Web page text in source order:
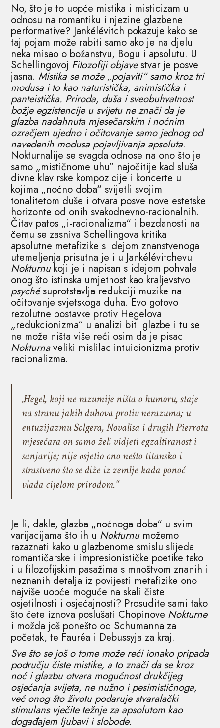
No, što je to uopće mistika i misticizam u
odnosu na romantiku i njezine glazbene
performative? Jankélévitch pokazuje kako se
taj pojam može rabiti samo ako je na djelu
neka misao o božanstvu, Bogu i apsolutu. U
Schellingovoj Filozofiji objavestvar je posve
jasna. Mistika se može „pojaviti“ samo kroz tri
modusa i to kao naturistička, animistička i
panteistička. Priroda, duša i sveobuhvatnost
božje egzistencije u svijetu ne znači da je
glazba nadahnuta mjesečarskim i noćnim
ozračjem ujedno i očitovanje samo jednog od
navedenih modusa pojavljivanja apsoluta.
Nokturnalije se svagda odnose na ono što je
samo „mističnome uhu“ najočitije kad sluša
divne klavirske kompozicije i koncerte u
kojima „noćno doba“ svijetli svojim
tonalitetom duše i otvara posve nove estetske
horizonte od onih svakodnevno-racionalnih.
Čitav patos „i-racionalizma“ i bezdanosti na
čemu se zasniva Schellingova kritika
apsolutne metafizike s idejom znanstvenoga
utemeljenja prisutna je i u Jankélévitchevu
Nokturnukoji je i napisan s idejom pohvale
onog što istinska umjetnost kao kraljevstvo
psychésuprotstavlja redukciji muzike na
očitovanje svjetskoga duha. Evo gotovo
rezolutne postavke protiv Hegelova
„redukcionizma“ u analizi biti glazbe i tu se
ne može ništa više reći osim da je pisac
Nokturnaveliki mislilac intuicionizma protiv
racionalizma.
„Hegel, koji ne razumije ništa o humoru, staje
na stranu jakih duhova protiv nerazuma; u
entuzijazmu Solgera, Novalisa i drugih Pierrota
mjesečara on samo želi vidjeti egzaltiranost i
sanjarije; nije osjetio ono nešto titansko i
strastveno što se diže iz zemlje kada ponoć
vlada cijelom prirodom.“
Je li, dakle, glazba „noćnoga doba“ u svim
varijacijama što ih u Nokturnu možemo
razaznati kako u glazbenome smislu slijeda
romantičarske i impresionističke poetike tako
i u filozofijskim pasažima s mnoštvom znanih i
neznanih detalja iz povijesti metafizike ono
najviše uopće moguće na skali čiste
osjetilnosti i osjećajnosti? Prosudite sami tako
što ćete iznova poslušati Chopinove Nokturne
i možda još ponešto od Schumanna za
početak, te Fauréa i Debussyja za kraj.
Sve što se još o tome može reći ionako pripada
području čiste mistike, a to znači da se kroz
noć i glazbu otvara mogućnost drukčijeg
osjećanja svijeta, ne nužno i pesimističnoga,
već onog što životu podaruje stvaralački
stimulans vječite težnje za apsolutom kao
događajem ljubavi i slobode.